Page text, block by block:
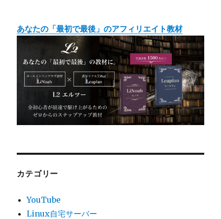
あなたの「最初で最後」のアフィリエイト教材
カテゴリー
YouTube
Linux自宅サーバー